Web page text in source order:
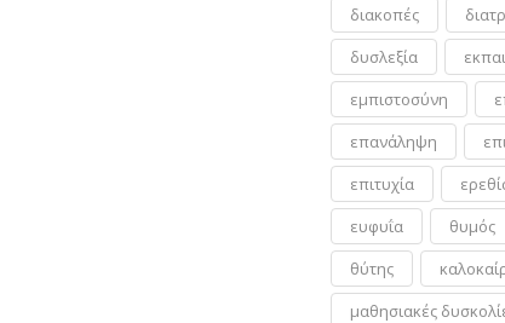
διακοπές
δυσλεξία
εμπιστοσύνη
επανάληψη
επιτυχία
ευφυΐα
θυμός
θύτης
μαθησιακές